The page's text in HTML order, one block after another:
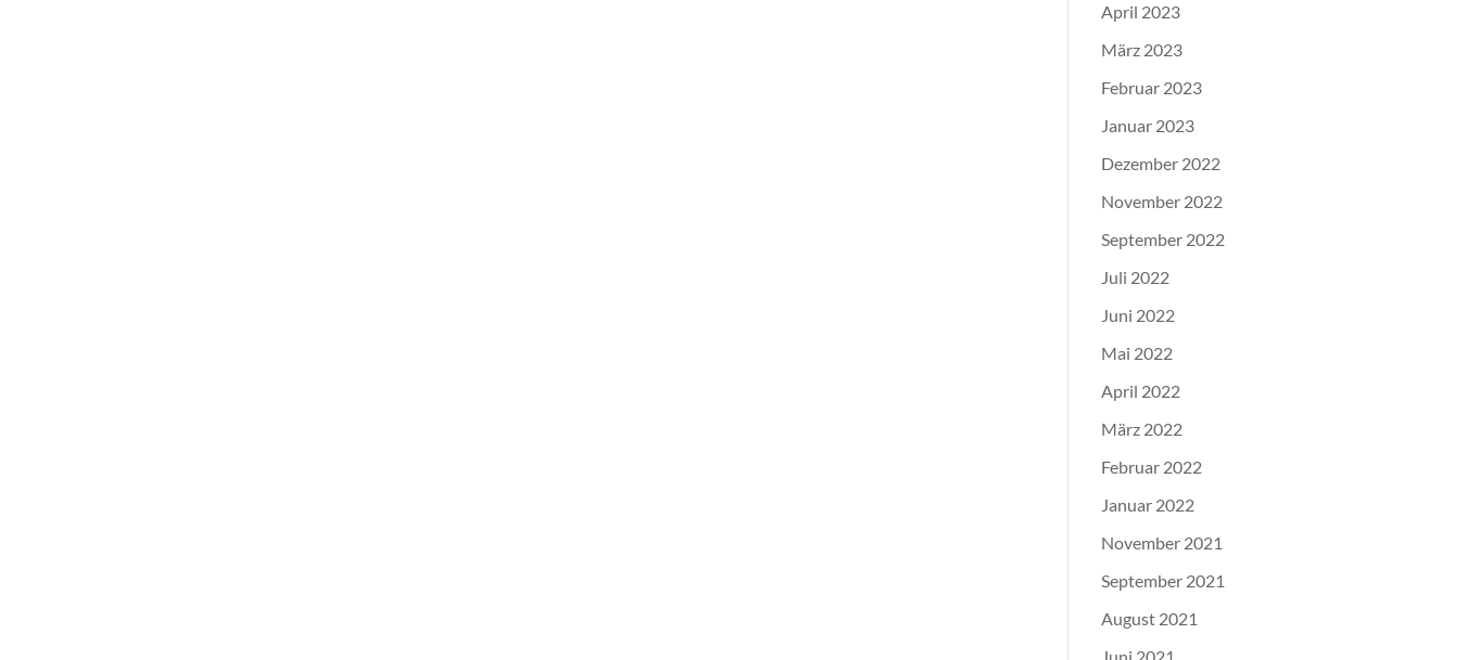
April 2023
März 2023
Februar 2023
Januar 2023
Dezember 2022
November 2022
September 2022
Juli 2022
Juni 2022
Mai 2022
April 2022
März 2022
Februar 2022
Januar 2022
November 2021
September 2021
August 2021